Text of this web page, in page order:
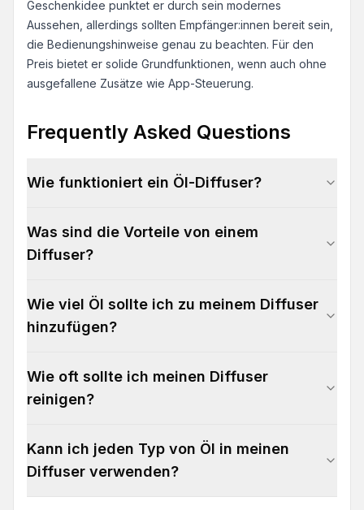
Geschenkidee punktet er durch sein modernes
Aussehen, allerdings sollten Empfänger:innen bereit sein,
die Bedienungshinweise genau zu beachten. Für den
Preis bietet er solide Grundfunktionen, wenn auch ohne
ausgefallene Zusätze wie App-Steuerung.
Frequently Asked Questions
Wie funktioniert ein Öl-Diffuser?
Was sind die Vorteile von einem
Diffuser?
Wie viel Öl sollte ich zu meinem Diffuser
hinzufügen?
Wie oft sollte ich meinen Diffuser
reinigen?
Kann ich jeden Typ von Öl in meinen
Diffuser verwenden?